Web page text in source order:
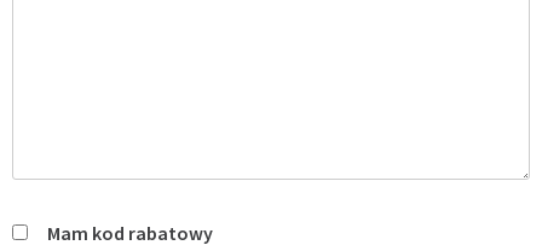
Mam kod rabatowy